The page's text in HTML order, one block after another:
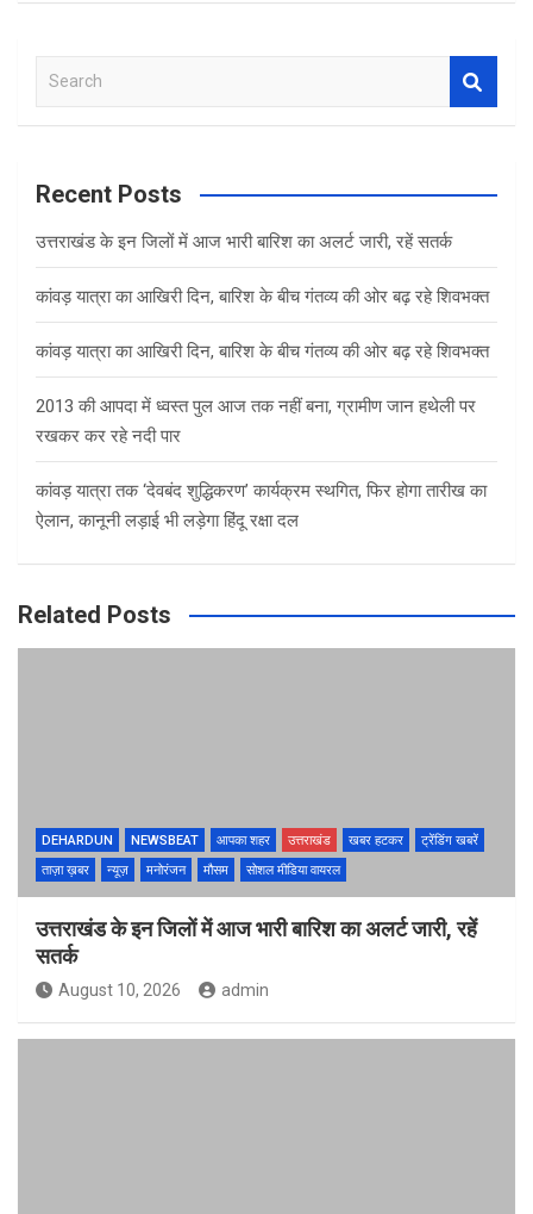
a
c
Recent Posts
उत्तराखंड के इन जिलों में आज भारी बारिश का अलर्ट जारी, रहें सतर्क
कांवड़ यात्रा का आखिरी दिन, बारिश के बीच गंतव्य की ओर बढ़ रहे शिवभक्त
कांवड़ यात्रा का आखिरी दिन, बारिश के बीच गंतव्य की ओर बढ़ रहे शिवभक्त
2013 की आपदा में ध्वस्त पुल आज तक नहीं बना, ग्रामीण जान हथेली पर
रखकर कर रहे नदी पार
कांवड़ यात्रा तक ‘देवबंद शुद्धिकरण’ कार्यक्रम स्थगित, फिर होगा तारीख का
ऐलान, कानूनी लड़ाई भी लड़ेगा हिंदू रक्षा दल
Related Posts
DEHARDUN NEWSBEAT आपका शहर उत्तराखंड खबर हटकर
ट्रेंडिंग खबरें
ताज़ा ख़बर
न्यूज़ मनोरंजन मौसम सोशल मीडिया वायरल
उत्तराखंड के इन जिलों में आज भारी बारिश का अलर्ट जारी, रहें
सतर्क
August 10, 2026 admin